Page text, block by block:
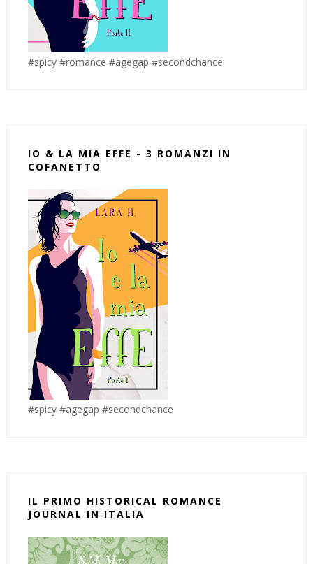
#spicy #romance #agegap #secondchance
IO & LA MIA EFFE - 3 ROMANZI IN
COFANETTO
#spicy #agegap #secondchance
IL PRIMO HISTORICAL ROMANCE
JOURNAL IN ITALIA